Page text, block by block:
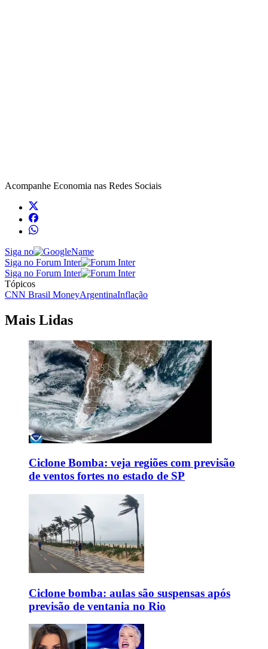
Acompanhe Economia nas Redes Sociais
Siga no
Siga no Forum Inter
Siga no Forum Inter
Tópicos
CNN Brasil MoneyArgentinaInflação
Mais Lidas
Ciclone Bomba: veja regiões com previsão
de ventos fortes no estado de SP
Ciclone bomba: aulas são suspensas após
previsão de ventania no Rio